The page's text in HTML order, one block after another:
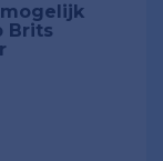
mogelijk
Brits